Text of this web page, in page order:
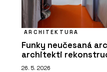
ARCHITEKTURA
Funky neučesaná
architekti
26. 5. 2026